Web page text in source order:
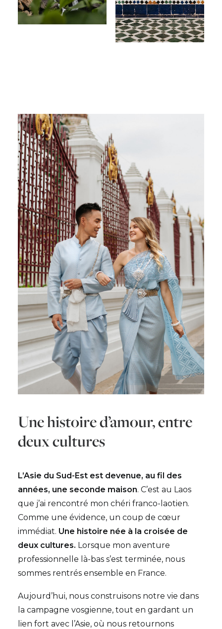
Une histoire d’amour, entre
deux cultures
L’Asie du Sud-Est est devenue, au fil des
années, une seconde maison. C’est au Laos
que j’ai rencontré mon chéri franco-laotien.
Comme une évidence, un coup de cœur
immédiat. Une histoire née à la croisée de
deux cultures. Lorsque mon aventure
professionnelle là-bas s’est terminée, nous
sommes rentrés ensemble en France.
Aujourd’hui, nous construisons notre vie dans
la campagne vosgienne, tout en gardant un
lien fort avec l’Asie, où nous retournons